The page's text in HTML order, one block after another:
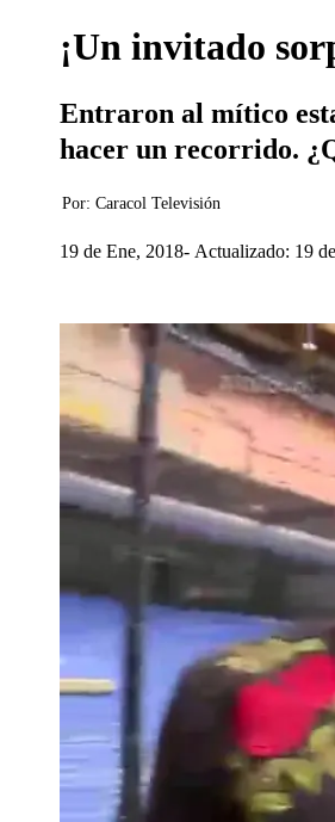
¡Un invitado
Entraron al mítico
hacer un recorrido.
Por: Caracol Televisión
19 de Ene, 2018 Actualizado: 19